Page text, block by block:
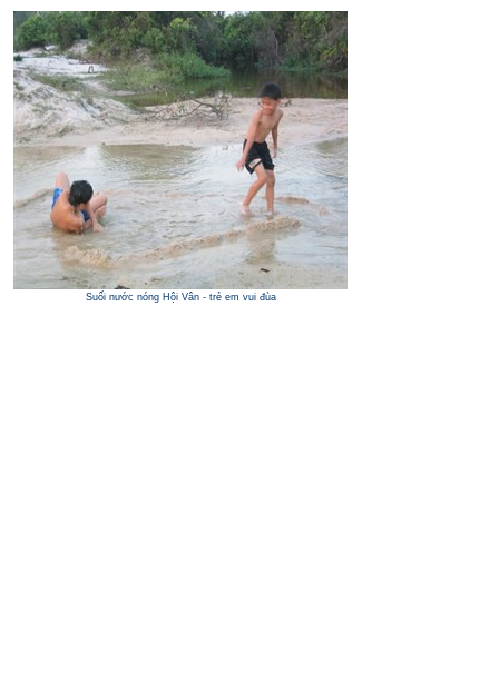
Suối nước nóng Hội Vân - trẻ em vui đùa